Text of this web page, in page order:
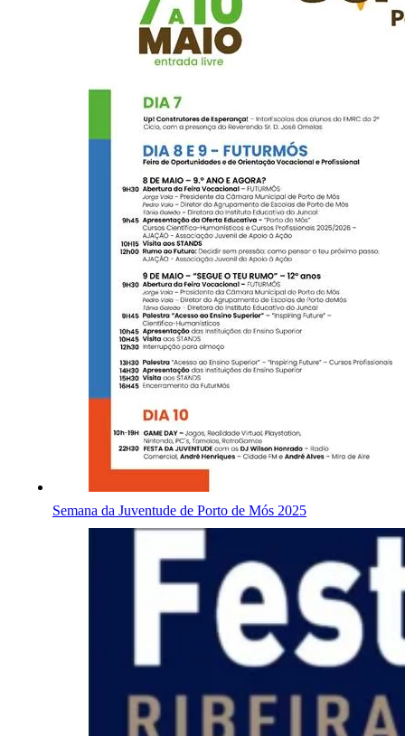
Semana da Juventude de Porto de Mós 2025